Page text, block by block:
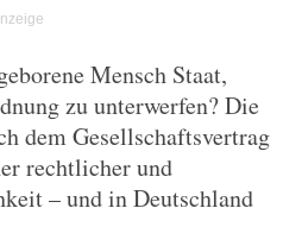
Mensch Staat,
zu unterwerfen? Die
dem Gesellschaftsvertrag
rechtlicher und
– und in Deutschland